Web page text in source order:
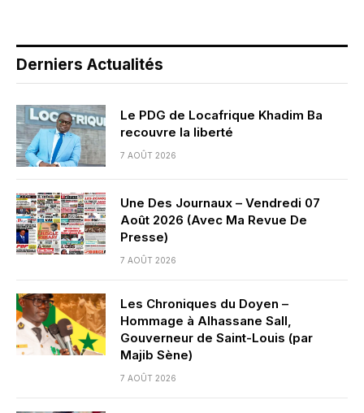
Derniers Actualités
Le PDG de Locafrique Khadim Ba
recouvre la liberté
7 AOÛT 2026
Une Des Journaux – Vendredi 07
Août 2026 (Avec Ma Revue De
Presse)
7 AOÛT 2026
Les Chroniques du Doyen –
Hommage à Alhassane Sall,
Gouverneur de Saint-Louis (par
Majib Sène)
7 AOÛT 2026